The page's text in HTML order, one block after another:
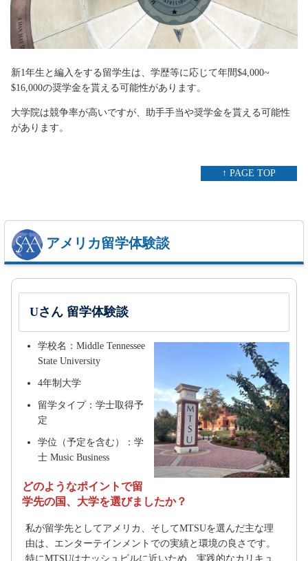
新1年生と編入をする留学生は、学歴等に応じて年間$4,000~
$16,000の奨学金を貰える可能性があります。
大学院は競争率が高いですが、助手手当や奨学金を貰える可能性
があります。
↑ PAGE TOP
アメリカ留学体験談
Uさん 留学体験談
学校名：Middle Tennessee
State University
4年制大学
留学タイプ：学士取得予
定
学位（予定を含む）：学
士 Music Business
どのようなポイントで留
学先の国、大学を選びましたか？
私が留学先としてアメリカ、そしてMTSUを選んだ主な理
由は、エンターテインメントでの実績と環境の良さです。
特にMTSUはナッシュビルに近いため、実践的なカリキュ